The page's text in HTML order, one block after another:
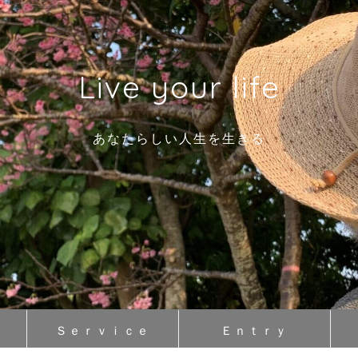
Live your life
あなたらしい人生を生きる
Ｓｅｒｖｉｃｅ Ｅｎｔｒｙ